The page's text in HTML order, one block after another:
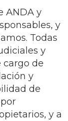
ANDA y
y
Todas
y
cargo de
y
de
y a